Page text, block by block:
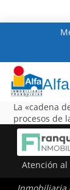
La «cadena
procesos de
Atención al